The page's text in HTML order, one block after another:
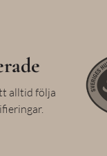
alltid följa